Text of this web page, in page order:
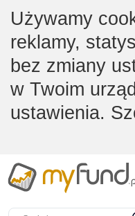
Używamy
reklamy,
bez zmiany
w Twoim
ustawienia.